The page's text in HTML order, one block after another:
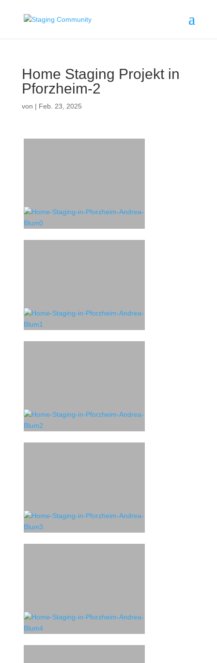
Home Staging Projekt in
Pforzheim-2
von | Feb. 23, 2025